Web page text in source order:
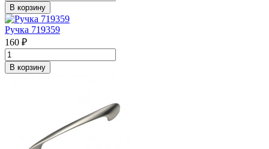
В корзину
Ручка 719359
160 ₽
В корзину